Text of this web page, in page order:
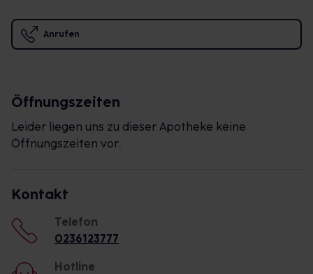
Anrufen
Öffnungszeiten
Leider liegen uns zu dieser Apotheke keine
Öffnungszeiten vor.
Kontakt
Telefon
0236123777
Hotline